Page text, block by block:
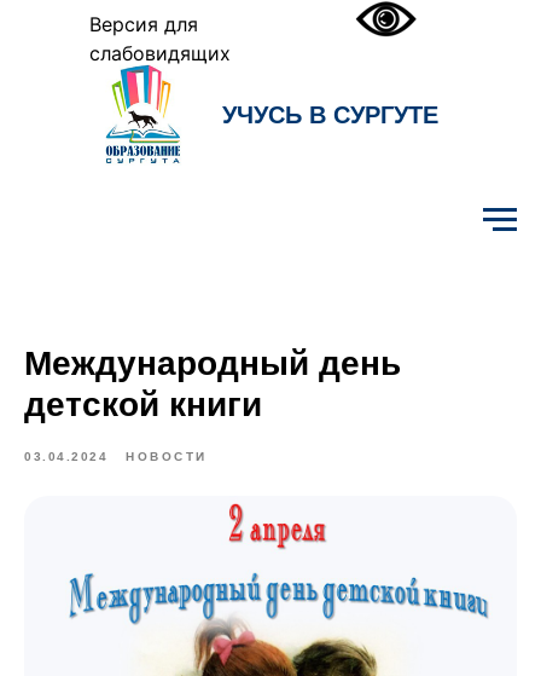
Версия для
слабовидящих
УЧУСЬ В СУРГУТЕ
Международный день
детской книги
03.04.2024 НОВОСТИ